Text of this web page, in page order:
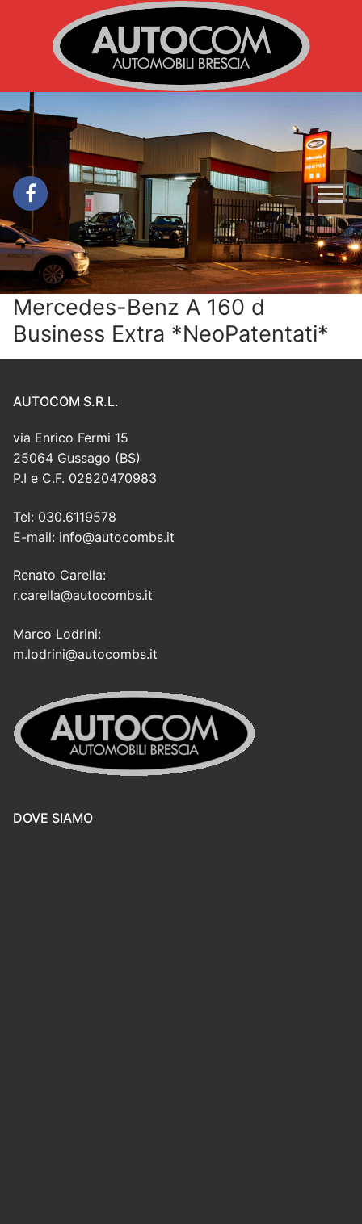
contenuto
Mercedes-Benz A 160 d
Business Extra *NeoPatentati*
AUTOCOM S.R.L.
via Enrico Fermi 15
25064 Gussago (BS)
P.I e C.F. 02820470983
Tel: 030.6119578
E-mail: info@autocombs.it
Renato Carella:
r.carella@autocombs.it
Marco Lodrini:
m.lodrini@autocombs.it
DOVE SIAMO